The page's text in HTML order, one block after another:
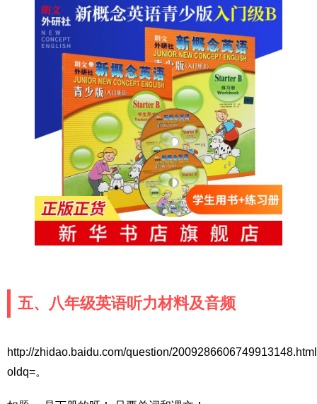
五、八年级英语听力材料及音频
http://zhidao.baidu.com/question/
oldq=。